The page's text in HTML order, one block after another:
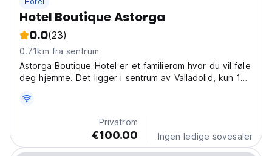
Hotel Boutique Astorga
0.0(23)
0.71km fra sentrum
Astorga Boutique Hotel er et familierom hvor du vil føle
deg hjemme. Det ligger i sentrum av Valladolid, kun 10
stasjonen og 12 minutter fra busstasjonen. Vi har også
parkering. Bygningen ble bygget i 1937...
Privatrom
€100.00 Ingen ledige sovesaler